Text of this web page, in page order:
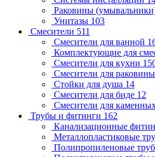
Раковины
Унитазы 103
Смесители 511
Смесители для ванной
Комплектующие для
Смесители для кухни
Смесители для раковины
Стойки для душа 14
Смесители для биде 12
Смесители для
Трубы и фитинги 162
Канализационные
Металлопластиковые
Полипропиленовые